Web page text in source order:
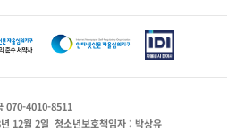
070-4010-8511
12월 2일 청소년보호책임자 : 박상유